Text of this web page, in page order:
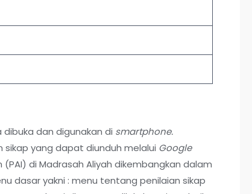
dan digunakan di smartphone.
sikap yang dapat diunduh melalui Google
di Madrasah Aliyah dikembangkan dalam
dasar yakni : menu tentang penilaian sikap